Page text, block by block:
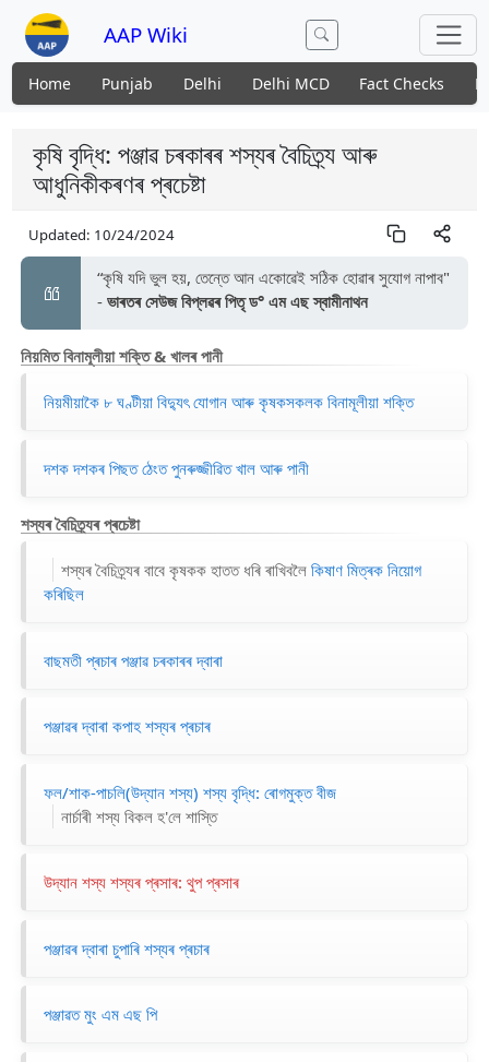
AAP Wiki
Home Punjab Delhi Delhi MCD Fact Checks
কৃষি বৃদ্ধি: পঞ্জাৱ চৰকাৰৰ শস্যৰ বৈচিত্ৰ্য আৰু
আধুনিকীকৰণৰ প্ৰচেষ্টা
Updated: 10/24/2024
“কৃষি যদি ভুল হয়, তেন্তে আন একোৱেই সঠিক হোৱাৰ সুযোগ নাপাব"
- ভাৰতৰ সেউজ বিপ্লৱৰ পিতৃ ড° এম এছ স্বামীনাথন
নিয়মিত বিনামূলীয়া শক্তি & খালৰ পানী
নিয়মীয়াকৈ ৮ ঘণ্টীয়া বিদ্যুৎ যোগান আৰু কৃষকসকলক বিনামূলীয়া শক্তি
দশক দশকৰ পিছত ঠেংত পুনৰুজ্জীৱিত খাল আৰু পানী
শস্যৰ বৈচিত্ৰ্যৰ প্ৰচেষ্টা
শস্যৰ বৈচিত্ৰ্যৰ বাবে কৃষকক হাতত ধৰি ৰাখিবলৈ কিষাণ মিত্ৰক নিয়োগ
কৰিছিল
বাছমতী প্ৰচাৰ পঞ্জাৱ চৰকাৰৰ দ্বাৰা
পঞ্জাৱৰ দ্বাৰা কপাহ শস্যৰ প্ৰচাৰ
ফল/শাক-পাচলি(উদ্যান শস্য) শস্য বৃদ্ধি: ৰোগমুক্ত বীজ
নাৰ্চাৰী শস্য বিকল হ'লে শাস্তি
উদ্যান শস্য শস্যৰ প্ৰসাৰ: থুপ প্ৰসাৰ
পঞ্জাৱৰ দ্বাৰা চুপাৰি শস্যৰ প্ৰচাৰ
পঞ্জাৱত মুং এম এছ পি